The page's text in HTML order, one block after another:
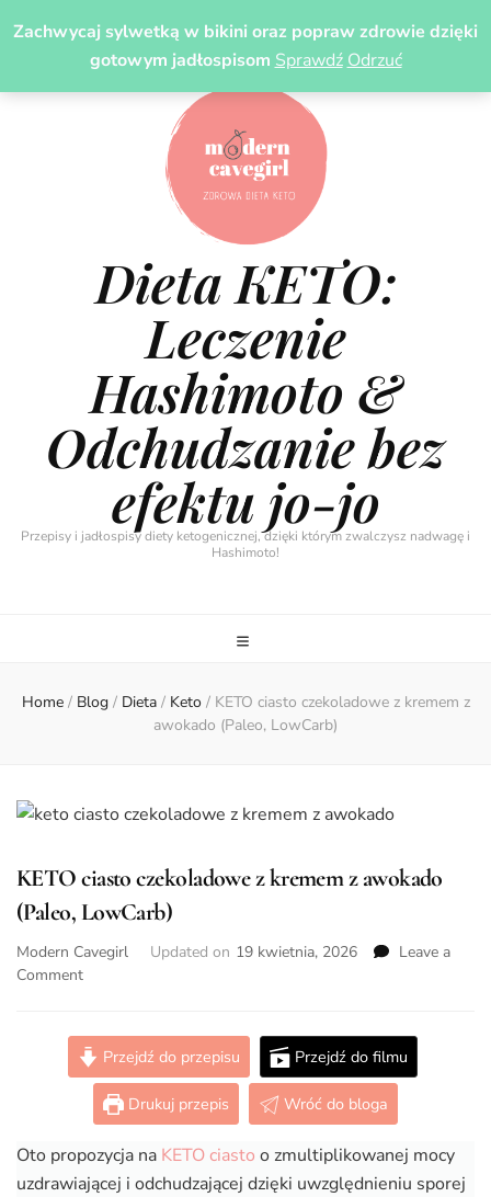
Zachwycaj sylwetką w bikini oraz popraw zdrowie dzięki
gotowym jadłospisom Sprawdź Odrzuć
Dieta KETO:
Leczenie
Hashimoto &
Odchudzanie bez
efektu jo-jo
Przepisy i jadłospisy diety ketogenicznej, dzięki którym zwalczysz nadwagę i
Hashimoto!
Home / Blog / Dieta / Keto / KETO ciasto czekoladowe z kremem z
awokado (Paleo, LowCarb)
KETO ciasto czekoladowe z kremem z awokado
(Paleo, LowCarb)
Modern Cavegirl Updated on 19 kwietnia, 2026
Leave a
Commenton
czekoladowe
z
kremem
(Paleo,
LowCarb)
Przejdź do przepisu Przejdź do filmu
Drukuj przepis Wróć do bloga
Oto propozycja na KETO ciasto o zmultiplikowanej mocy
uzdrawiającej i odchudzającej dzięki uwzględnieniu sporej